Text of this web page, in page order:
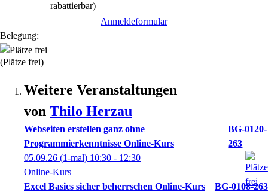
rabattierbar)
Anmeldeformular
Belegung:
(Plätze frei)
Weitere Veranstaltungen
von Thilo Herzau
Webseiten erstellen ganz ohne
Programmierkenntnisse Online-Kurs
BG-0120-
263
05.09.26 (1-mal) 10:30 - 12:30
Online-Kurs
Excel Basics sicher beherrschen Online-Kurs
BG-0108-263